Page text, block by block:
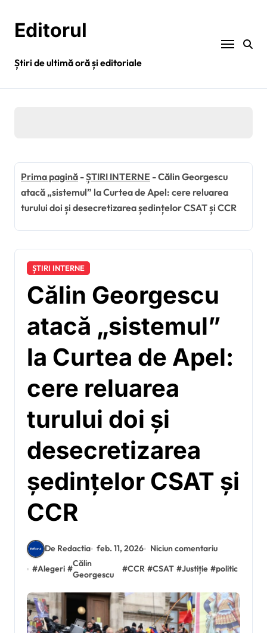
conținutEditorul
Știri de ultimă oră și editoriale
Prima pagină -ȘTIRI INTERNE -Călin Georgescu
atacă „sistemul” la Curtea de Apel: cere reluarea
turului doi și desecretizarea ședințelor CSAT și CCR
ȘTIRI INTERNE
Călin Georgescu
atacă „sistemul”
la Curtea de Apel:
cere reluarea
turului doi și
desecretizarea
ședințelor CSAT și
CCR
De Redactia feb. 11, 2026
Niciun comentariu
#Alegeri #
Călin
Georgescu
#CCR #CSAT #Justiție #politic